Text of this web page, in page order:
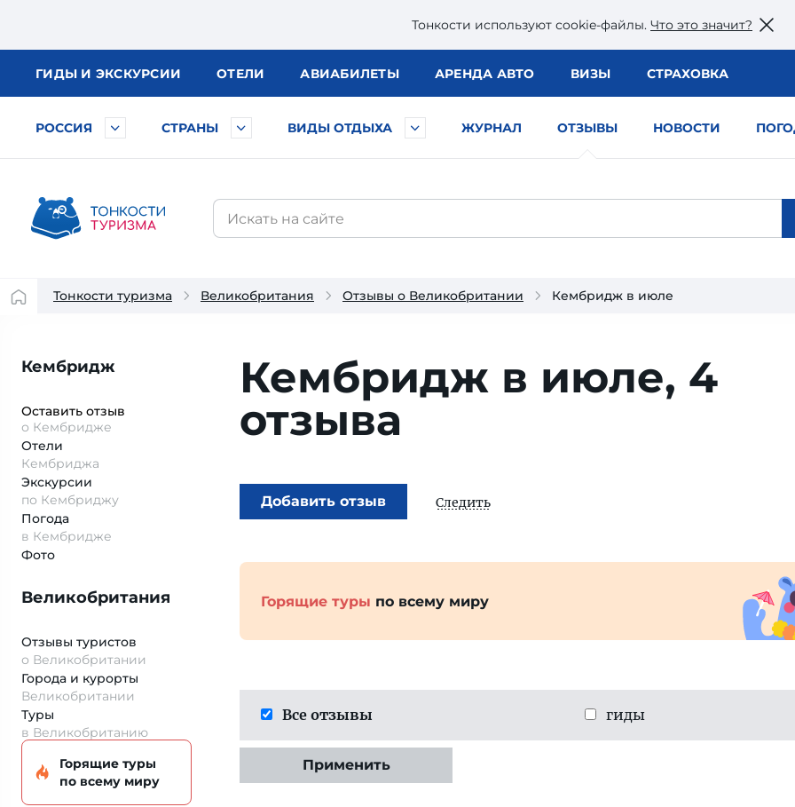
Тонкости используют сookie-файлы. Что это значит?
ГИДЫ И ЭКСКУРСИИ ОТЕЛИ АВИАБИЛЕТЫ АРЕНДА АВТО ВИЗЫ СТРАХОВКА
РОССИЯ СТРАНЫ ВИДЫ ОТДЫХА ЖУРНАЛ ОТЗЫВЫ НОВОСТИ
Тонкости туризма Великобритания Отзывы о Великобритании Кембридж в июле
Кембридж
Оставить отзыв
о Кембридже
Отели
Кембриджа
Экскурсии
по Кембриджу
Погода
в Кембридже
Фото
Великобритания
Отзывы туристов
о Великобритании
Города и курорты
Великобритании
Туры
в Великобританию
Горящие туры
по всему миру
Кембридж в июле, 4
отзыва
Добавить отзыв Следить
Горящие туры по всему миру
Все отзывы гиды
Применить